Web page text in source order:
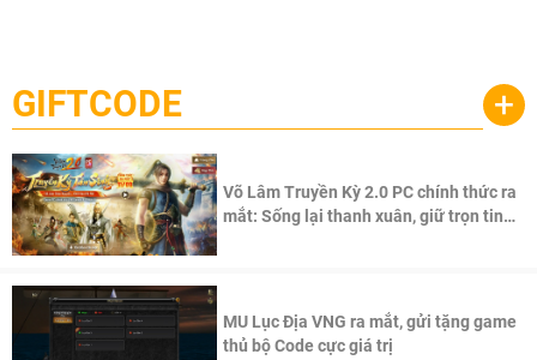
cầu, theo giấy phép chính thức từ công ty game Nhật Bản
Pocketpair, Inc.
GIFTCODE +
Võ Lâm Truyền Kỳ 2.0 PC chính thức ra
mắt: Sống lại thanh xuân, giữ trọn tinh
MU Lục Địa VNG ra mắt, gửi tặng game
thủ bộ Code cực giá trị